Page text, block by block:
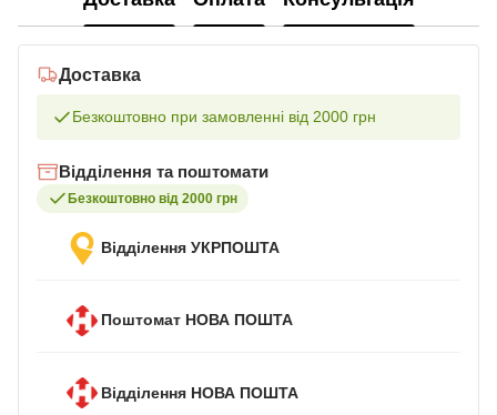
Доставка
Безкоштовно при замовленні від 2000 грн
Відділення та поштомати
Безкоштовно від 2000 грн
Відділення УКРПОШТА
Поштомат НОВА ПОШТА
Відділення НОВА ПОШТА